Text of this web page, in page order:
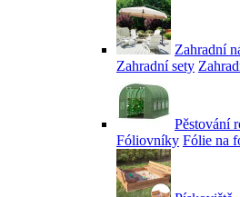
Zahradní
Zahradní sety
Pěstování
Fóliovníky Fólie na